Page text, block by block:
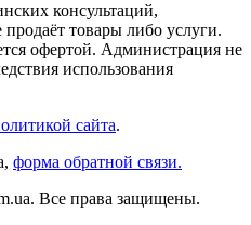
консультаций,
товары либо услуги.
офертой. Администрация не
использования
сайта.
форма обратной связи.
Все права защищены.